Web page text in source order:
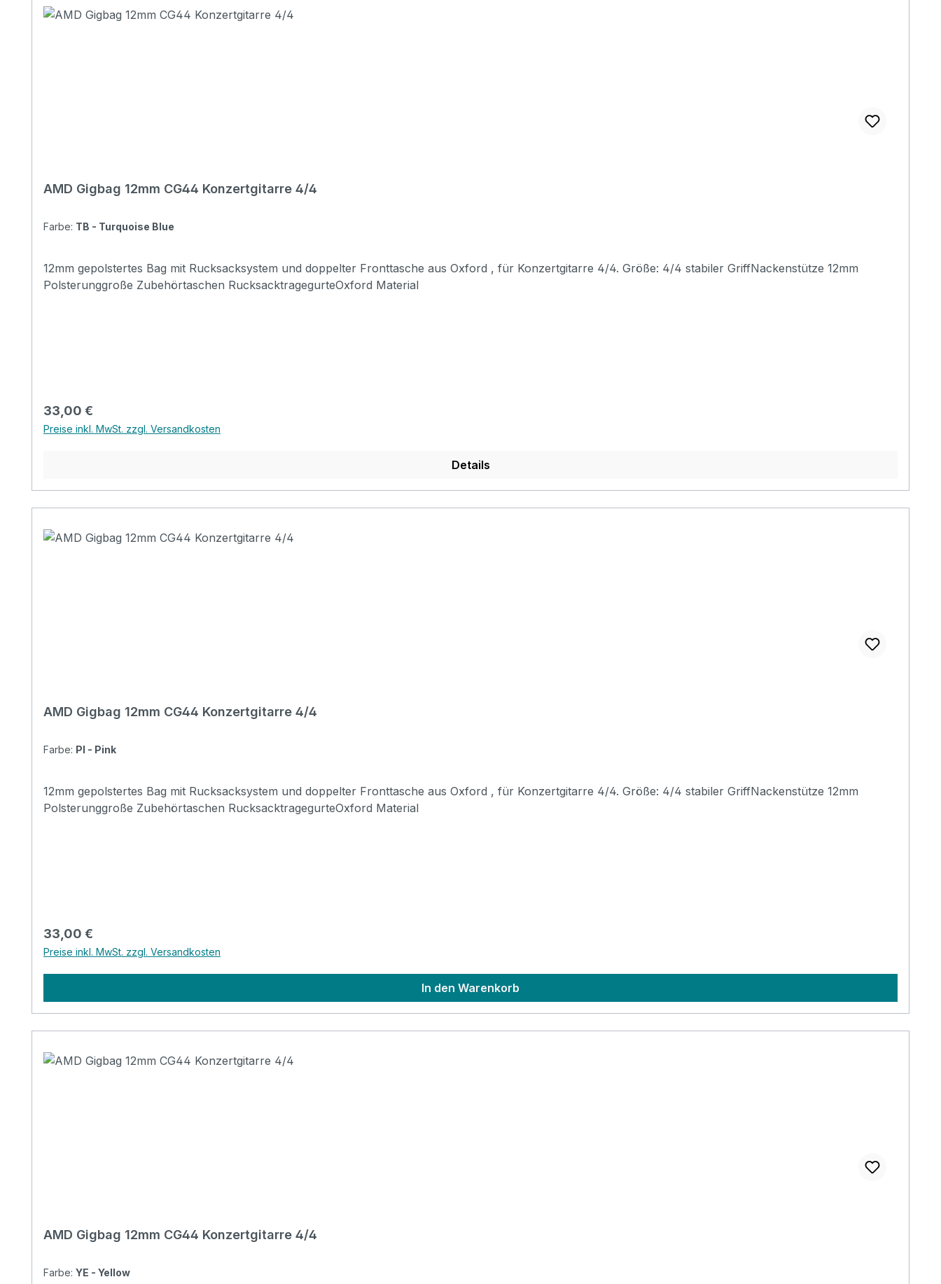
AMD Gigbag 12mm CG44 Konzertgitarre 4/4
Farbe: TB - Turquoise Blue
12mm gepolstertes Bag mit Rucksacksystem und doppelter Fronttasche aus Oxford , für Konzertgitarre 4/4. Größe: 4/4 stabiler GriffNackenstütze 12mm
Polsterunggroße Zubehörtaschen RucksacktragegurteOxford Material
Regulärer Preis:
33,00 €
Preise inkl. MwSt. zzgl. Versandkosten
Details
AMD Gigbag 12mm CG44 Konzertgitarre 4/4
Farbe: PI - Pink
12mm gepolstertes Bag mit Rucksacksystem und doppelter Fronttasche aus Oxford , für Konzertgitarre 4/4. Größe: 4/4 stabiler GriffNackenstütze 12mm
Polsterunggroße Zubehörtaschen RucksacktragegurteOxford Material
Regulärer Preis:
33,00 €
Preise inkl. MwSt. zzgl. Versandkosten
In den Warenkorb
AMD Gigbag 12mm CG44 Konzertgitarre 4/4
Farbe: YE - Yellow